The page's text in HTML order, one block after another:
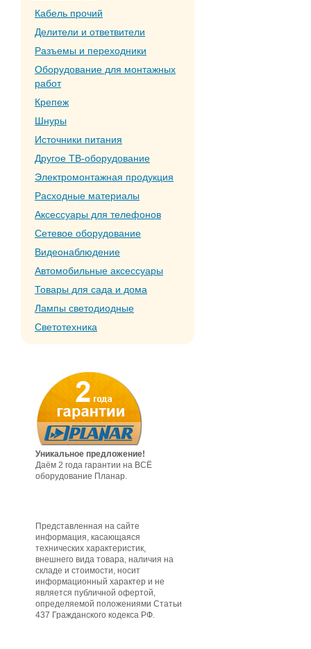
Кабель прочий
Делители и ответвители
Разъемы и переходники
Оборудование для монтажных
работ
Крепеж
Шнуры
Источники питания
Другое ТВ-оборудование
Электромонтажная продукция
Расходные материалы
Аксессуары для телефонов
Сетевое оборудование
Видеонаблюдение
Автомобильные аксессуары
Товары для сада и дома
Лампы светодиодные
Светотехника
Уникальное предложение!
Даём 2 года гарантии на ВСЁ
оборудование Планар.
Представленная на сайте
информация, касающаяся
технических характеристик,
внешнего вида товара, наличия на
складе и стоимости, носит
информационный характер и не
является публичной офертой,
определяемой положениями Статьи
437 Гражданского кодекса РФ.